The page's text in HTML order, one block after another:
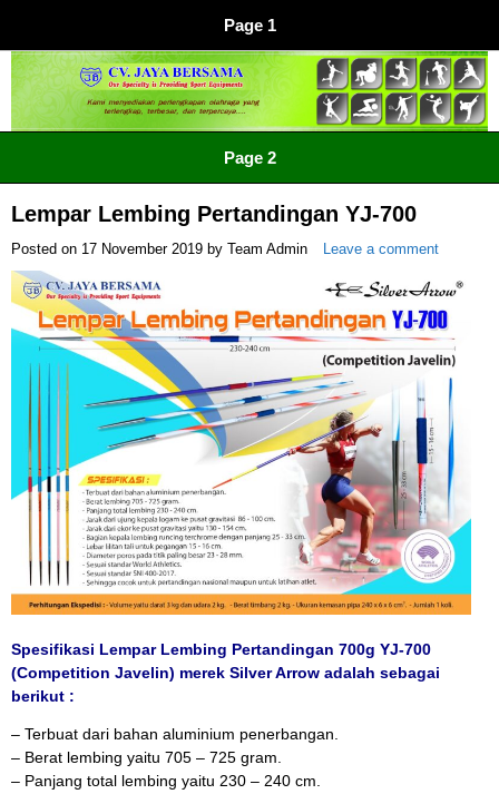
Page 1
CV JAYA BERSAMA Co Id
Menyediakan Semua Perlengkapan Olahraga Yang
Page 2
Lempar Lembing Pertandingan YJ-700
Posted on 17 November 2019 by Team Admin Leave a comment
Spesifikasi Lempar Lembing Pertandingan 700g YJ-700
(Competition Javelin) merek Silver Arrow adalah sebagai
berikut :
– Terbuat dari bahan aluminium penerbangan.
– Berat lembing yaitu 705 – 725 gram.
– Panjang total lembing yaitu 230 – 240 cm.